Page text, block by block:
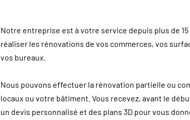
Notre entreprise est à votre service depuis plus de
réaliser les rénovations de vos commerces, vos
vos bureaux.
Nous pouvons effectuer la rénovation partielle ou
locaux ou votre bâtiment. Vous recevez, avant le
un devis personnalisé et des plans 3D pour vous